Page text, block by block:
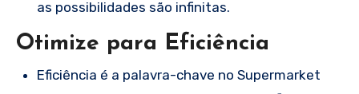
as possibilidades são infinitas.
Otimize para Eficiência
Eficiência é a palavra-chave no Supermarket